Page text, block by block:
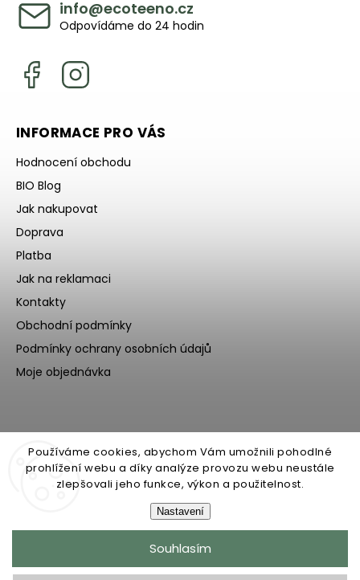
Používáme cookies, abychom Vám umožnili pohodlné
prohlížení webu a díky analýze provozu webu neustále
zlepšovali jeho funkce, výkon a použitelnost.
Nastavení
Souhlasím
info@ecoteeno.cz
Odpovídáme do 24 hodin
INFORMACE PRO VÁS
Hodnocení obchodu
BIO Blog
Jak nakupovat
Doprava
Platba
Jak na reklamaci
Kontakty
Obchodní podmínky
Podmínky ochrany osobních údajů
Moje objednávka
Ecoteeno. Všechna práva vyhrazena.